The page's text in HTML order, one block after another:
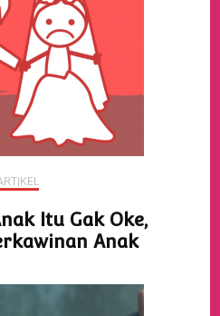
Itu Gak Oke,
Anak